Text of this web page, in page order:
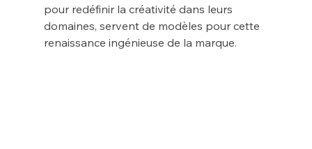
pour redéfinir la créativité dans leurs
domaines, servent de modèles pour cette
renaissance ingénieuse de la marque.